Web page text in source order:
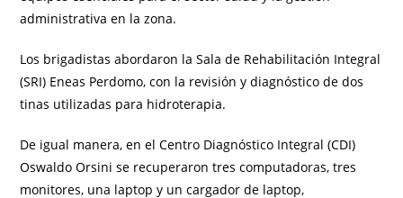
administrativa en la zona.
Los brigadistas abordaron la Sala de Rehabilitación Integral
(SRI) Eneas Perdomo, con la revisión y diagnóstico de dos
tinas utilizadas para hidroterapia.
De igual manera, en el Centro Diagnóstico Integral (CDI)
Oswaldo Orsini se recuperaron tres computadoras, tres
monitores, una laptop y un cargador de laptop,